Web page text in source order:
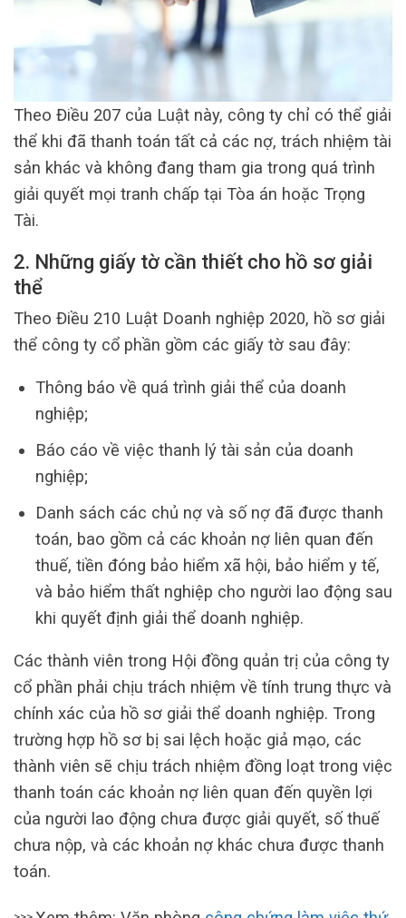
Theo Điều 207 của Luật này, công ty chỉ có thể giải
thể khi đã thanh toán tất cả các nợ, trách nhiệm tài
sản khác và không đang tham gia trong quá trình
giải quyết mọi tranh chấp tại Tòa án hoặc Trọng
Tài.
2. Những giấy tờ cần thiết cho hồ sơ giải
thể
Theo Điều 210 Luật Doanh nghiệp 2020, hồ sơ giải
thể công ty cổ phần gồm các giấy tờ sau đây:
Thông báo về quá trình giải thể của doanh
nghiệp;
Báo cáo về việc thanh lý tài sản của doanh
nghiệp;
Danh sách các chủ nợ và số nợ đã được thanh
toán, bao gồm cả các khoản nợ liên quan đến
thuế, tiền đóng bảo hiểm xã hội, bảo hiểm y tế,
và bảo hiểm thất nghiệp cho người lao động sau
khi quyết định giải thể doanh nghiệp.
Các thành viên trong Hội đồng quản trị của công ty
cổ phần phải chịu trách nhiệm về tính trung thực và
chính xác của hồ sơ giải thể doanh nghiệp. Trong
trường hợp hồ sơ bị sai lệch hoặc giả mạo, các
thành viên sẽ chịu trách nhiệm đồng loạt trong việc
thanh toán các khoản nợ liên quan đến quyền lợi
của người lao động chưa được giải quyết, số thuế
chưa nộp, và các khoản nợ khác chưa được thanh
toán.